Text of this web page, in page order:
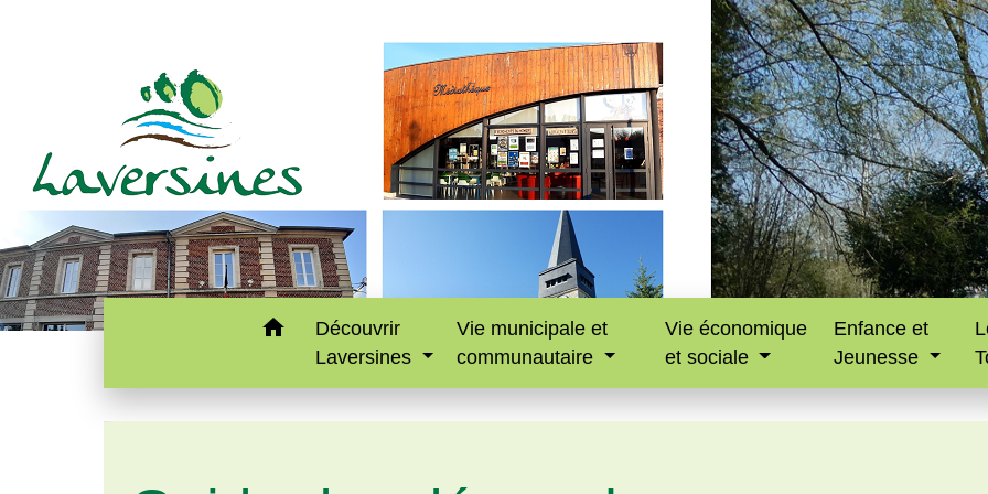
home
Découvrir
Laversines
Vie municipale et
communautaire
Vie économique
et sociale
Enfance et
Jeunesse